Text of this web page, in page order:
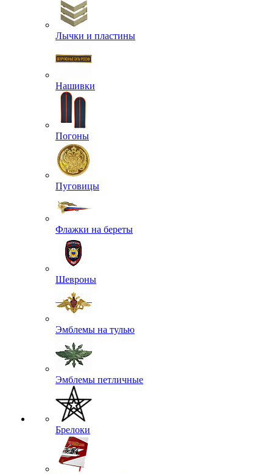
Лычки и пластины
Нашивки
Погоны
Пуговицы
Флажки на береты
Шевроны
Эмблемы на тулью
Эмблемы петличные
Брелоки